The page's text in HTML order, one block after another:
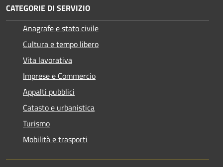
CATEGORIE DI SERVIZIO
Anagrafe e stato civile
Cultura e tempo libero
Vita lavorativa
Imprese e Commercio
Appalti pubblici
Catasto e urbanistica
Turismo
Mobilità e trasporti